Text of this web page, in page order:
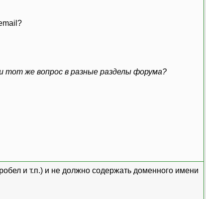
тот же вопрос в разные разделы форума?
и т.п.) и не должно содержать доменного имени